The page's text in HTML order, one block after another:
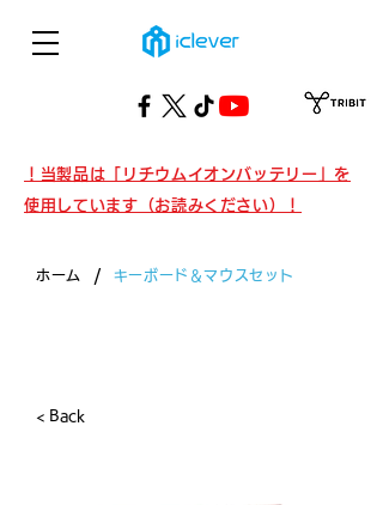
！当製品は「リチウムイオンバッテリー」を
使用しています（お読みください）！
ホーム / キーボード＆マウスセット
< Back